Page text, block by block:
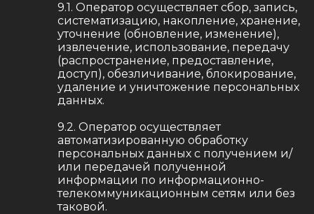
9.1. Оператор осуществляет сбор, запись,
систематизацию, накопление, хранение,
уточнение (обновление, изменение),
извлечение, использование, передачу
(распространение, предоставление,
доступ), обезличивание, блокирование,
удаление и уничтожение персональных
данных.
9.2. Оператор осуществляет
автоматизированную обработку
персональных данных с получением и/
или передачей полученной
информации по информационно-
телекоммуникационным сетям или без
таковой.